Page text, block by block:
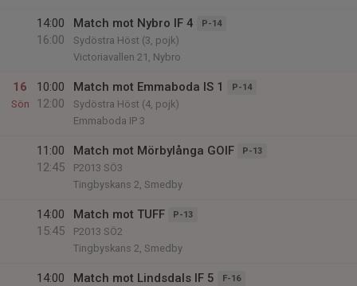
14:00
16:00
Match mot Nybro IF 4 P-14
Sydöstra Höst (3, pojk)
Victoriavallen 21, Nybro
16
Sön
10:00
12:00
Match mot Emmaboda IS 1 P-14
Sydöstra Höst (4, pojk)
Emmaboda IP 3
11:00
12:45
Match mot Mörbylånga GOIF P-13
P2013 SÖ3
Tingbyskans 2, Smedby
14:00
15:45
Match mot TUFF P-13
P2013 SÖ2
Tingbyskans 2, Smedby
14:00
Match mot Lindsdals IF 5 F-16